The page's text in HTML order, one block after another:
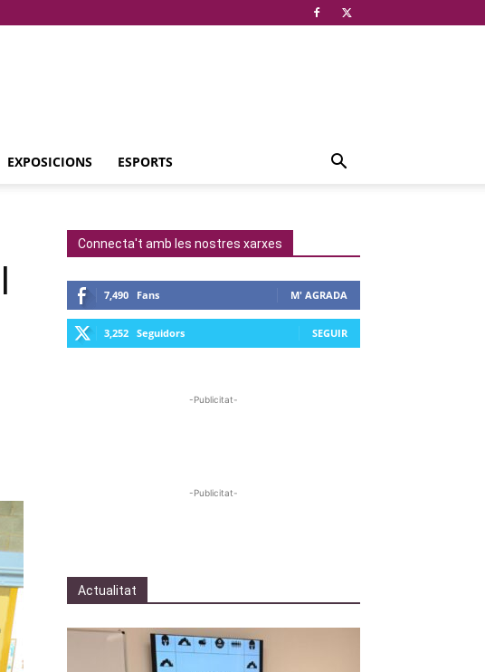
EXPOSICIONS ESPORTS
Connecta't amb les nostres xarxes
7,490 Fans M' AGRADA
3,252 Seguidors SEGUIR
-Publicitat-
-Publicitat-
Actualitat